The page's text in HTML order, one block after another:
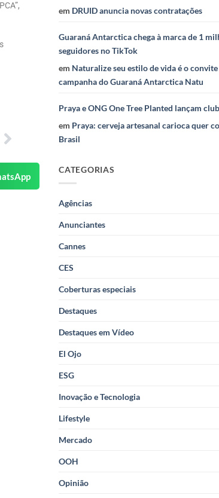
em DRUID anuncia novas contratações
Guaraná Antarctica chega à marca de 1
seguidores no TikTok
em Naturalize seu estilo de vida é o
campanha do Guaraná Antarctica Natu
Praya e ONG One Tree Planted lançam
em Praya: cerveja artesanal carioca quer
Brasil
CATEGORIAS
Agências
Anunciantes
Cannes
CES
Coberturas especiais
Destaques
Destaques em Vídeo
El Ojo
ESG
Inovação e Tecnologia
Lifestyle
Mercado
OOH
Opinião